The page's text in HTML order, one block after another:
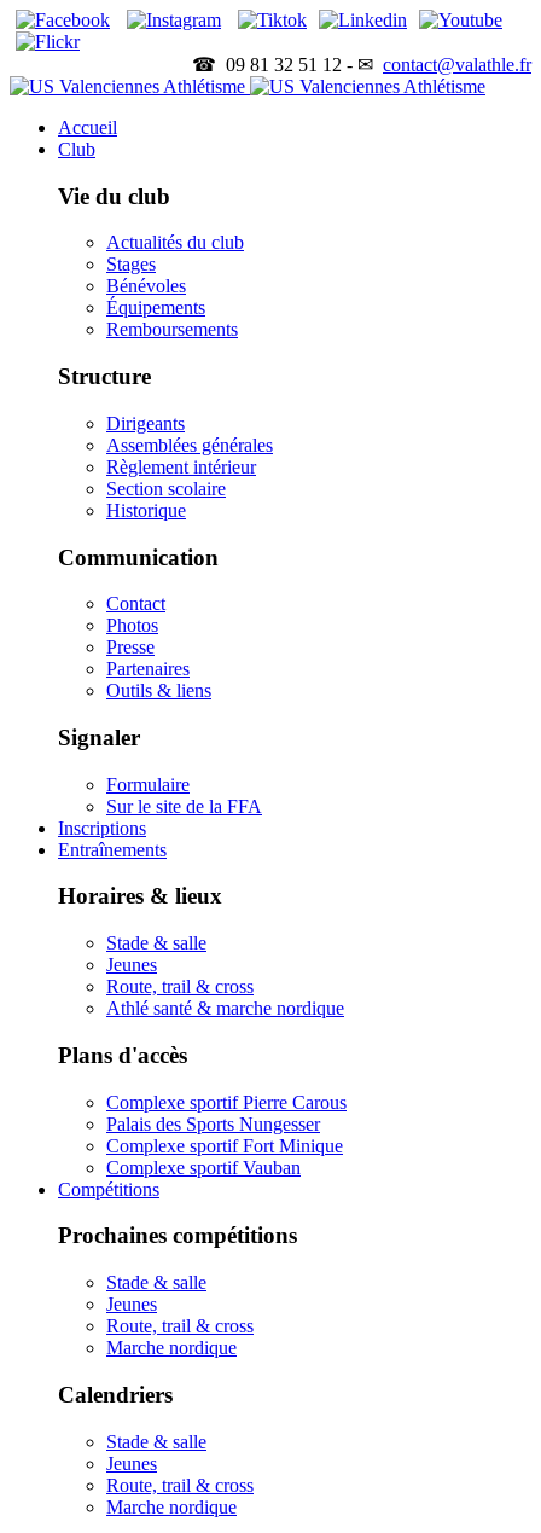
☎ 09 81 32 51 12 - ✉ contact@valathle.fr
Accueil
Club
Vie du club
Actualités du club
Stages
Bénévoles
Équipements
Remboursements
Structure
Dirigeants
Assemblées générales
Règlement intérieur
Section scolaire
Historique
Communication
Contact
Photos
Presse
Partenaires
Outils & liens
Signaler
Formulaire
Sur le site de la FFA
Inscriptions
Entraînements
Horaires & lieux
Stade & salle
Jeunes
Route, trail & cross
Athlé santé & marche nordique
Plans d'accès
Complexe sportif Pierre Carous
Palais des Sports Nungesser
Complexe sportif Fort Minique
Complexe sportif Vauban
Compétitions
Prochaines compétitions
Stade & salle
Jeunes
Route, trail & cross
Marche nordique
Calendriers
Stade & salle
Jeunes
Route, trail & cross
Marche nordique